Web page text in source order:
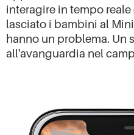
interagire in tempo
lasciato i bambini al
hanno un problema. Un
all'avanguardia nel